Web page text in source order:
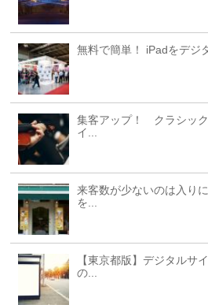
無料で簡単！ iPadをデジ
集客アップ！ クラシッ
イ...
来客数が少ないのは入り
を...
【東京都版】デジタルサ
の...